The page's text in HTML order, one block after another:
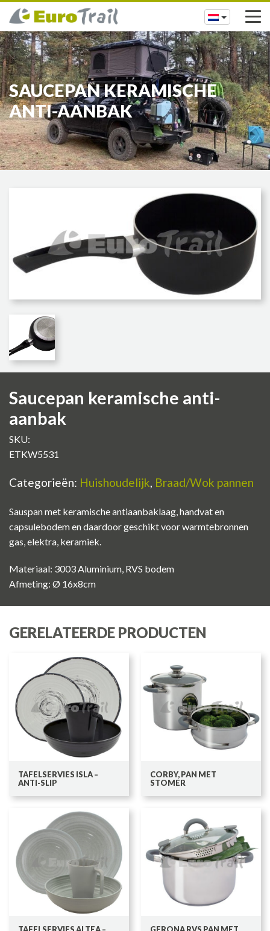
SAUCEPAN KERAMISCHE
ANTI-AANBAK
Saucepan keramische anti-
aanbak
SKU:
ETKW5531
Categorieën: Huishoudelijk, Braad/Wok pannen
Sauspan met keramische antiaanbaklaag, handvat en
capsulebodem en daardoor geschikt voor warmtebronnen
gas, elektra, keramiek.
Materiaal: 3003 Aluminium, RVS bodem
Afmeting: Ø 16x8cm
GERELATEERDE PRODUCTEN
TAFELSERVIES ISLA –
ANTI-SLIP
CORBY, PAN MET
STOMER